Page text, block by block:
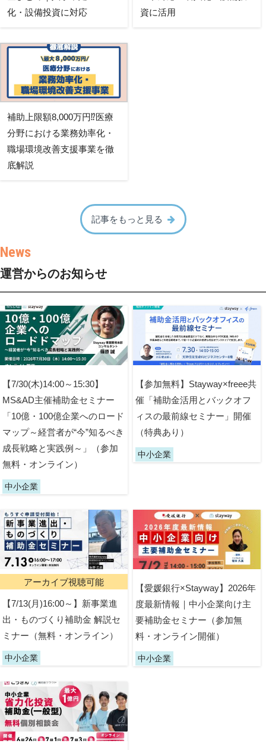
化・設備投資に対応
資に活用
補助上限額8,000万円⁉医療
分野における業務効率化・
職場環境改善支援事業を徹
底解説
記事をもっと見る
運営からのお知らせ
【7/30(木)14:00～15:30】
MS&AD主催補助金セミナー
「10億・100億企業へのロード
マップ～経営者が“今”知るべき
成長戦略と実践例～」（参加
無料・オンライン）
中小企業
【参加無料】Stayway×freee共
催「補助金活用とバックオフ
ィスの最前線セミナー」開催
（特典あり）
中小企業
アーカイブ視聴可能
【7/13(月)16:00～】新事業進
出・ものづくり補助金 解説セ
ミナー（無料・オンライン）
中小企業
【愛媛銀行×Stayway】2026年
度最新情報｜中小企業向け主
要補助金セミナー（参加無
料・オンライン開催）
中小企業